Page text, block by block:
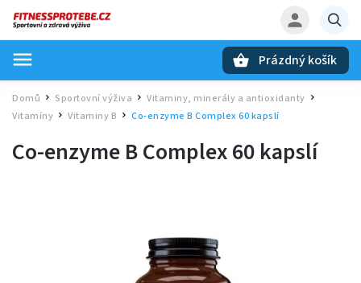
Prázdný košík
Domů / Sportovní výživa / Vitaminy, minerály a antioxidanty
Vitamíny / Vitaminy B / Co-enzyme B Complex 60 kapslí
Co-enzyme B Complex 60 kapslí